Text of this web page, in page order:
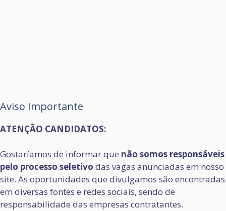
Aviso Importante
ATENÇÃO CANDIDATOS:
Gostaríamos de informar que não somos responsáveis
pelo processo seletivo das vagas anunciadas em nosso
site. As oportunidades que divulgamos são encontradas
em diversas fontes e redes sociais, sendo de
responsabilidade das empresas contratantes.